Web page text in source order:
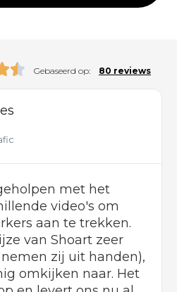
Gebaseerd op: 80 reviews
met het
video's om
aan te trekken.
van Shoart zeer
zij uit handen),
omkijken naar. Het